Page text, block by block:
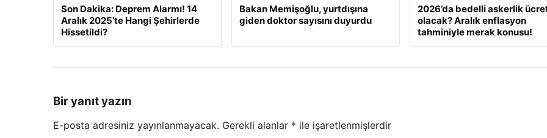
Son Dakika: Deprem Alarmı! 14
Aralık 2025’te Hangi Şehirlerde
Hissetildi?
Bakan Memişoğlu, yurtdışına
giden doktor sayısını duyurdu
2026’da bedelli askerlik
olacak? Aralık enflasyon
tahminiyle merak konusu!
Bir yanıt yazın
E-posta adresiniz yayınlanmayacak. Gerekli alanlar * ile işaretlenmişlerdir